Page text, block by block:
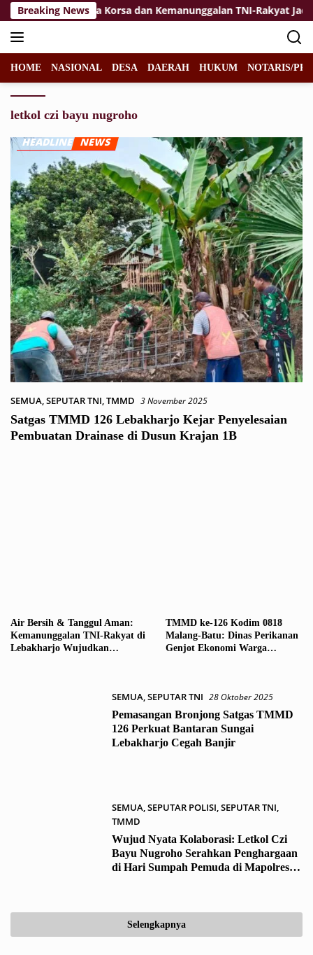
Langsung
ke
konten
Breaking NewsJiwa Korsa dan Kemanunggalan TNI-Rakyat Jadi
HOME NASIONAL DESA DAERAH HUKUM NOTARIS/
letkol czi bayu nugroho
SEMUA,SEPUTAR TNI,TMMD 3 November 2025
Satgas TMMD 126 Lebakharjo Kejar Penyelesaian
Pembuatan Drainase di Dusun Krajan 1B
Air Bersih & Tanggul Aman:
Kemanunggalan TNI-Rakyat di
Lebakharjo Wujudkan
TMMD ke-126 Kodim 0818
Malang-Batu: Dinas Perikanan
Genjot Ekonomi Warga
SEMUA SEPUTAR TNI 28 Oktober 2025
Pemasangan Bronjong Satgas TMMD
126 Perkuat Bantaran Sungai
Lebakharjo Cegah Banjir
SEMUA,SEPUTAR POLISI,SEPUTAR TNI,
TMMD
28 Oktober 2025
Wujud Nyata Kolaborasi: Letkol Czi
Bayu Nugroho Serahkan Penghargaan
di Hari Sumpah Pemuda di Mapolres
Selengkapnya